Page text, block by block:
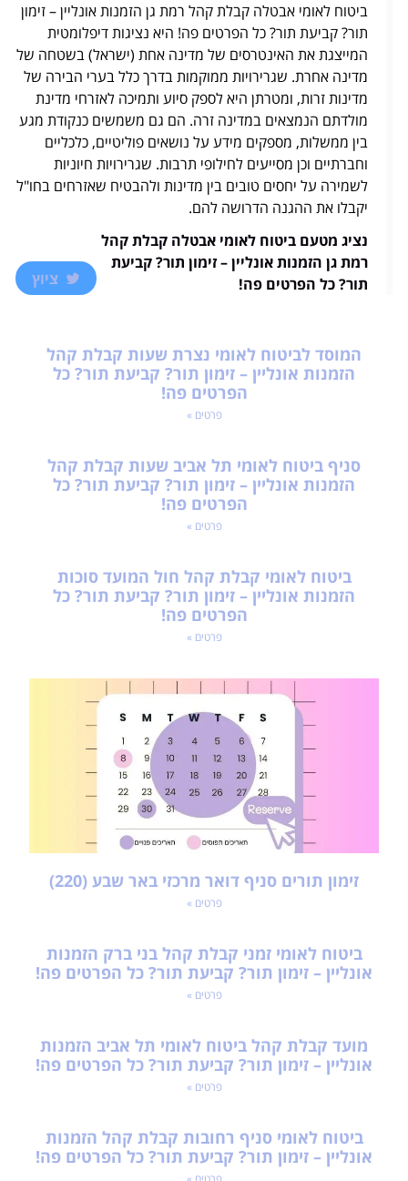
ביטוח לאומי אבטלה קבלת קהל רמת גן הזמנות אונליין – זימון
תור? קביעת תור? כל הפרטים פה! היא נציגות דיפלומטית
המייצגת את האינטרסים של מדינה אחת (ישראל) בשטחה של
מדינה אחרת. שגרירויות ממוקמות בדרך כלל בערי הבירה של
מדינות זרות, ומטרתן היא לספק סיוע ותמיכה לאזרחי מדינת
מולדתם הנמצאים במדינה זרה. הם גם משמשים כנקודת מגע
בין ממשלות, מספקים מידע על נושאים פוליטיים, כלכליים
וחברתיים וכן מסייעים לחילופי תרבות. שגרירויות חיוניות
לשמירה על יחסים טובים בין מדינות ולהבטיח שאזרחים בחו"ל
יקבלו את ההגנה הדרושה להם.
נציג מטעם ביטוח לאומי אבטלה קבלת קהל
רמת גן הזמנות אונליין – זימון תור? קביעת
תור? כל הפרטים פה!
ציוץ
המוסד לביטוח לאומי נצרת שעות קבלת קהל
הזמנות אונליין – זימון תור? קביעת תור? כל
הפרטים פה!
פרטים »
סניף ביטוח לאומי תל אביב שעות קבלת קהל
הזמנות אונליין – זימון תור? קביעת תור? כל
הפרטים פה!
פרטים »
ביטוח לאומי קבלת קהל חול המועד סוכות
הזמנות אונליין – זימון תור? קביעת תור? כל
הפרטים פה!
פרטים »
זימון תורים סניף דואר מרכזי באר שבע (220)
פרטים »
ביטוח לאומי זמני קבלת קהל בני ברק הזמנות
אונליין – זימון תור? קביעת תור? כל הפרטים פה!
פרטים »
מועד קבלת קהל ביטוח לאומי תל אביב הזמנות
אונליין – זימון תור? קביעת תור? כל הפרטים פה!
פרטים »
ביטוח לאומי סניף רחובות קבלת קהל הזמנות
אונליין – זימון תור? קביעת תור? כל הפרטים פה!